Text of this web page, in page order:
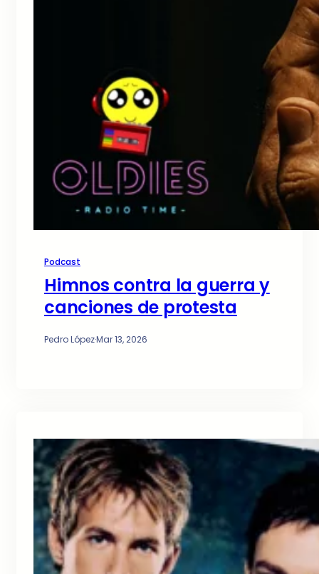
Podcast
Himnos contra la guerra y
canciones de protesta
Pedro López·Mar 13, 2026